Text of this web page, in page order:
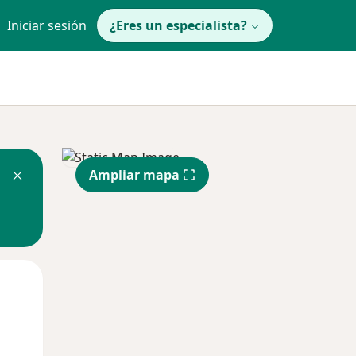
Iniciar sesión ¿Eres un especialista?
Ampliar mapa